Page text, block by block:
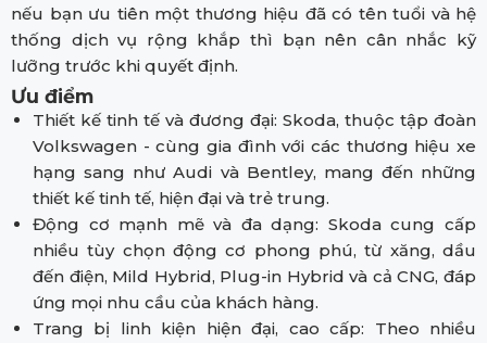
nếu bạn ưu tiên một thương hiệu đã có tên tuổi và hệ
thống dịch vụ rộng khắp thì bạn nên cân nhắc kỹ
lưỡng trước khi quyết định.
Ưu điểm
Thiết kế tinh tế và đương đại: Skoda, thuộc tập đoàn
Volkswagen - cùng gia đình với các thương hiệu xe
hạng sang như Audi và Bentley, mang đến những
thiết kế tinh tế, hiện đại và trẻ trung.
Động cơ mạnh mẽ và đa dạng: Skoda cung cấp
nhiều tùy chọn động cơ phong phú, từ xăng, dầu
đến điện, Mild Hybrid, Plug-in Hybrid và cả CNG, đáp
ứng mọi nhu cầu của khách hàng.
Trang bị linh kiện hiện đại, cao cấp: Theo nhiều